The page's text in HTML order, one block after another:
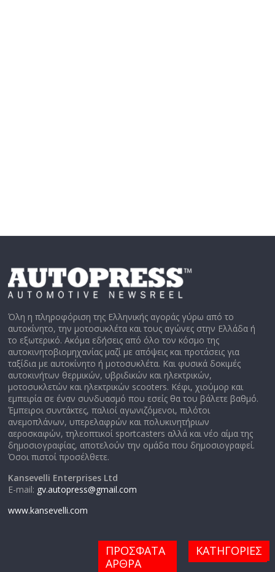
Όλη η πληροφόριση της Ελληνικής αγοράς γύρω από το
αυτοκίνητο, την μοτοσυκλέτα και τους αγώνες στην Ελλάδα ή
το εξωτερικό. Ακόμα εδήσεις από όλο τον κόσμο της
αυτοκινητοβιομηχανίας μαζί με απόψεις και προτάσεις για
ταξίδια με αυτοκίνητο ή μοτοσυκλέτα. Και φυσικά δοκιμές
αυτοκινήτων θερμικών, υβριδικών και ηλεκτρικών,
μοτοσυκλετών και ηλεκτρικών scooters. Κέφι, χιούμορ και
εμπειρία σε έναν συνδυασμό που εσείς θα του βάλετε βαθμό.
Έμπειροι συντάκτες, παλιοί αγωνιζόμενοι, πιλότοι
ανεμοπλάνων, υπερελαφρών και πολυκινητήριων
αεροσκαφών, τηλεοπτικοί sportcasters αλλά και νέο αίμα της
δημοσιογραφίας, αποτελούν την ομάδα που δημοσιογραφεί.
Όσοι πιστοί προσέλθετε.
Kansevelli Enterprises Ltd
E-mail: gv.autopress@gmail.com
www.kansevelli.com
ΠΡΟΣΦΑΤΑ
ΑΡΘΡΑ
ΚΑΤΗΓΟΡΙΕΣ